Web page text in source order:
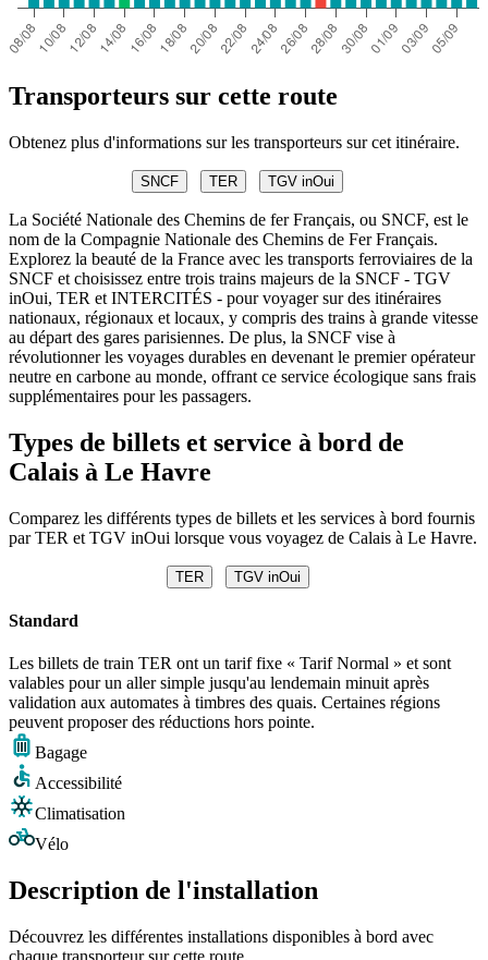
Transporteurs sur cette route
Obtenez plus d'informations sur les transporteurs sur cet itinéraire.
SNCF TER TGV inOui
La Société Nationale des Chemins de fer Français, ou SNCF, est le
nom de la Compagnie Nationale des Chemins de Fer Français.
Explorez la beauté de la France avec les transports ferroviaires de la
SNCF et choisissez entre trois trains majeurs de la SNCF - TGV
inOui, TER et INTERCITÉS - pour voyager sur des itinéraires
nationaux, régionaux et locaux, y compris des trains à grande vitesse
au départ des gares parisiennes. De plus, la SNCF vise à
révolutionner les voyages durables en devenant le premier opérateur
neutre en carbone au monde, offrant ce service écologique sans frais
supplémentaires pour les passagers.
Types de billets et service à bord de
Calais à Le Havre
Comparez les différents types de billets et les services à bord fournis
par TER et TGV inOui lorsque vous voyagez de Calais à Le Havre.
TER TGV inOui
Standard
Les billets de train TER ont un tarif fixe « Tarif Normal » et sont
valables pour un aller simple jusqu'au lendemain minuit après
validation aux automates à timbres des quais. Certaines régions
peuvent proposer des réductions hors pointe.
Bagage
Accessibilité
Climatisation
Vélo
Description de l'installation
Découvrez les différentes installations disponibles à bord avec
chaque transporteur sur cette route.